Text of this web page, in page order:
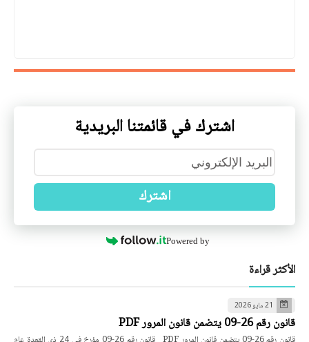
اشترك في قائمتنا البريدية
اشترك
Powered by
الأكثر قراءة
21 مايو 2026
قانون رقم 26-09 يتضمن قانون المرور PDF